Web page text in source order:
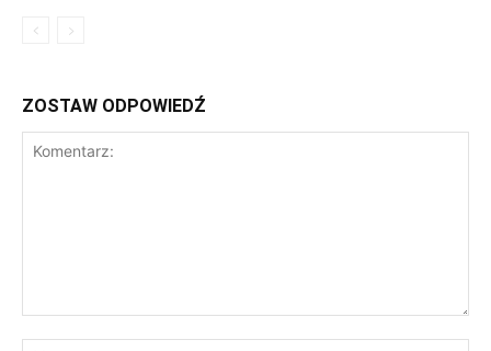
ZOSTAW ODPOWIEDŹ